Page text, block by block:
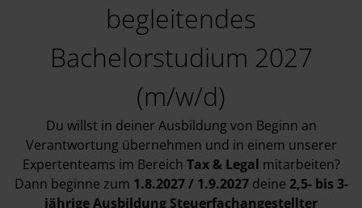
begleitendes
Bachelorstudium 2027
(m/w/d)
Du willst in deiner Ausbildung von Beginn an
Verantwortung übernehmen und in einem unserer
Expertenteams im Bereich Tax & Legal mitarbeiten?
Dann beginne zum 1.8.2027 / 1.9.2027deine 2,5- bis 3-
jährigeAusbildung Steuerfachangestellter